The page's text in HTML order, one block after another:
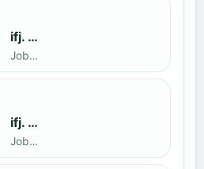
ifj. Benedek Zoltán
Jobbak · döntős: Szatmári István
ifj. Benedek Zoltán
Jobbak · döntős: Kende Mátyás